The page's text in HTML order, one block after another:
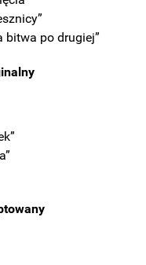
bitwa po drugiej”